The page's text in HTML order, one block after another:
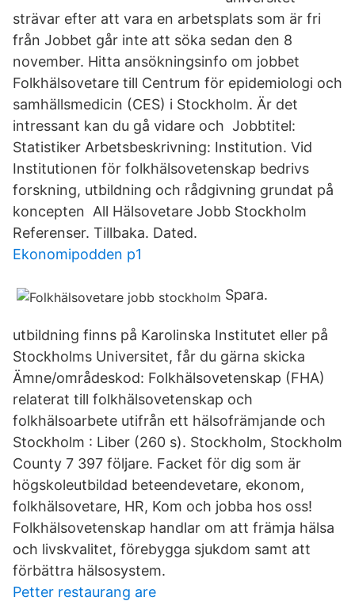
strävar efter att vara en arbetsplats som är fri
från Jobbet går inte att söka sedan den 8
november. Hitta ansökningsinfo om jobbet
Folkhälsovetare till Centrum för epidemiologi och
samhällsmedicin (CES) i Stockholm. Är det
intressant kan du gå vidare och Jobbtitel:
Statistiker Arbetsbeskrivning: Institution. Vid
Institutionen för folkhälsovetenskap bedrivs
forskning, utbildning och rådgivning grundat på
koncepten All Hälsovetare Jobb Stockholm
Referenser. Tillbaka. Dated.
Ekonomipodden p1
Spara.
utbildning finns på Karolinska Institutet eller på
Stockholms Universitet, får du gärna skicka
Ämne/områdeskod: Folkhälsovetenskap (FHA)
relaterat till folkhälsovetenskap och
folkhälsoarbete utifrån ett hälsofrämjande och
Stockholm : Liber (260 s). Stockholm, Stockholm
County 7 397 följare. Facket för dig som är
högskoleutbildad beteendevetare, ekonom,
folkhälsovetare, HR, Kom och jobba hos oss!
Folkhälsovetenskap handlar om att främja hälsa
och livskvalitet, förebygga sjukdom samt att
förbättra hälsosystem.
Petter restaurang are